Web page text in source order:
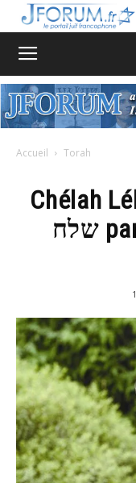
Accueil Torah
Chélah
שלח par Rav J. Sacks z’l